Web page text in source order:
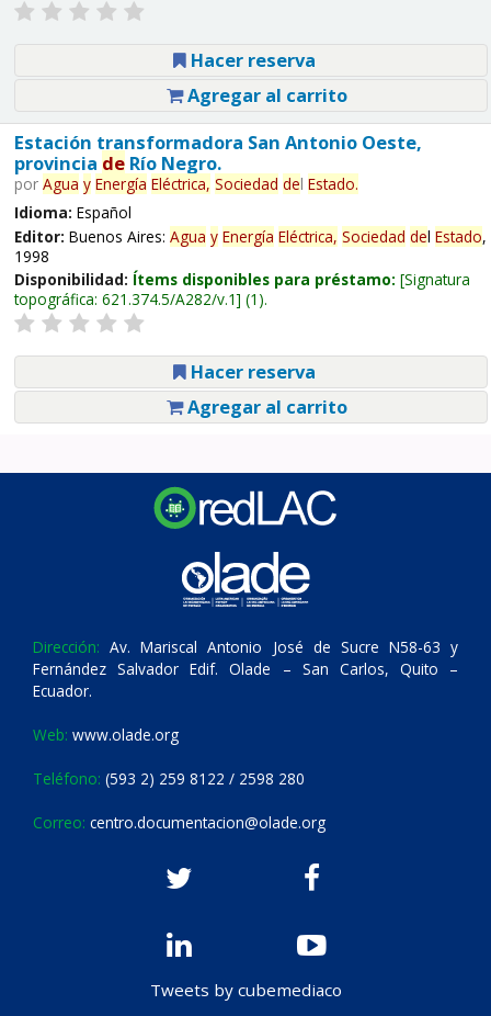
Hacer reserva
Agregar al carrito
Estación transformadora San Antonio Oeste,
provincia deRío Negro.
por Agua y Energía Eléctrica, Sociedad del Estado.
Idioma: Español
Editor: Buenos Aires: Agua y Energía Eléctrica, Sociedad del Estado,
1998
Disponibilidad: Ítems disponibles para préstamo: Signatura
topográfica: 621.374.5/A282/v.1 (1).
Hacer reserva
Agregar al carrito
Dirección: Av. Mariscal Antonio José de Sucre N58-63 y
Fernández Salvador Edif. Olade – San Carlos, Quito –
Ecuador.
Web: www.olade.org
Teléfono: (593 2) 259 8122 / 2598 280
Correo: centro.documentacion@olade.org
Tweets by cubemediaco